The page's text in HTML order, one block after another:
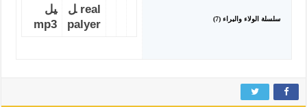
سلسلة الولاء والبراء (7)